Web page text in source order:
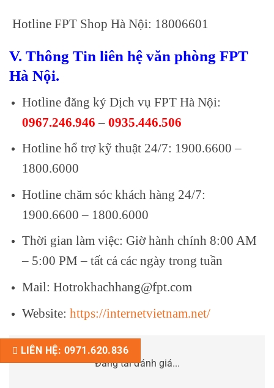
Hotline FPT Shop Hà Nội: 18006601
V. Thông Tin liên hệ văn phòng FPT
Hà Nội.
Hotline đăng ký Dịch vụ FPT Hà Nội:
0967.246.946 – 0935.446.506
Hotline hổ trợ kỹ thuật 24/7: 1900.6600 –
1800.6000
Hotline chăm sóc khách hàng 24/7:
1900.6600 – 1800.6000
Thời gian làm việc: Giờ hành chính 8:00 AM
– 5:00 PM – tất cả các ngày trong tuần
Mail: Hotrokhachhang@fpt.com
Website: https://internetvietnam.net/
Đang tải đánh giá...
LIÊN HỆ: 0971.620.836